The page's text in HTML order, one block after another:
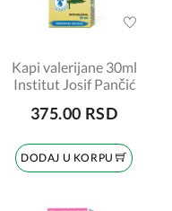
Kapi valerijane 30ml
Institut Josif Pančić
375.00 RSD
DODAJ U KORPU